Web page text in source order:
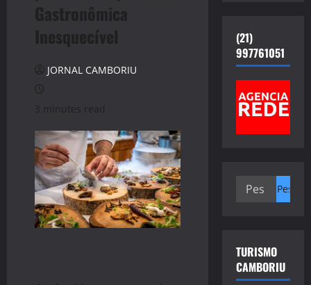
Gastronômica
Inesquecível
JORNAL CAMBORIU
3 minutes read
(21)
997761051
Pesquisar
TURISMO
CAMBORIU